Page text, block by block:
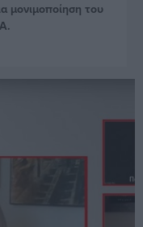
μονιμοποίηση του